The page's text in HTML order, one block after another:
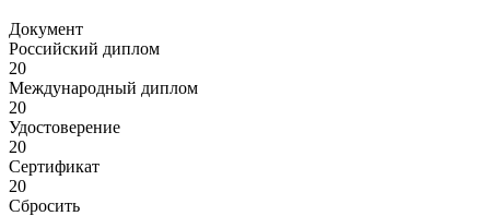
Документ
Российский диплом
20
Международный диплом
20
Удостоверение
20
Сертификат
20
Сбросить